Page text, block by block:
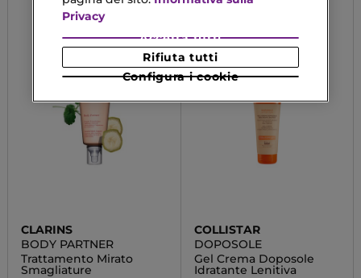
CLARINS
BODY PARTNER
Trattamento Mirato
Smagliature
COLLISTAR
DOPOSOLE
Gel Crema Doposole
Idratante Lenitiva
Privacy
Configura i cookie
Rifiuta tutti
Accetta tutti